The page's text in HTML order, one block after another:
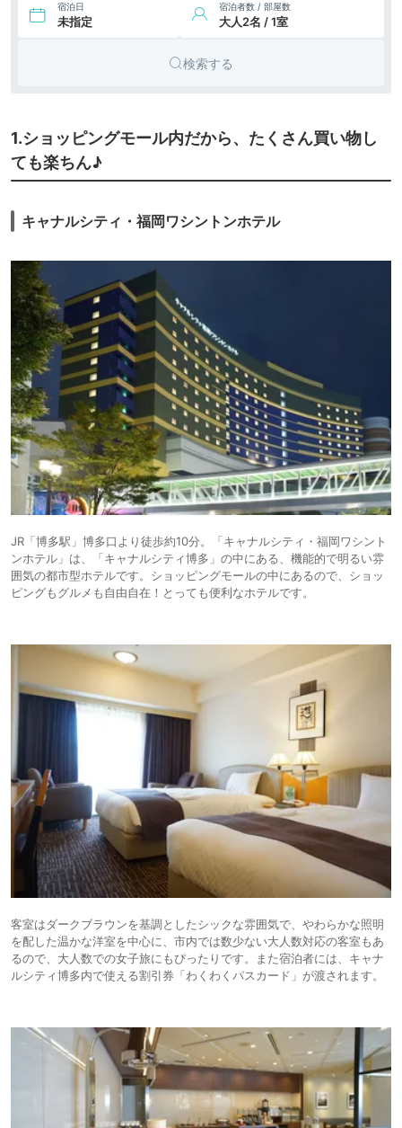
10.THE BLOSSOM
HAKATA
12,369円〜 14,000円〜
博多駅筑紫口Ⅰ
icotto 楽天トラベル
ホテル
宿泊日
未指定
宿泊者数 / 部屋数
大人2名 / 1室
検索する
1.ショッピングモール内だから、たくさん買い物し
ても楽ちん♪
キャナルシティ・福岡ワシントンホテル
JR「博多駅」博多口より徒歩約10分。「キャナルシティ・福岡ワシント
ンホテル」は、「キャナルシティ博多」の中にある、機能的で明るい雰
囲気の都市型ホテルです。ショッピングモールの中にあるので、ショッ
ピングもグルメも自由自在！とっても便利なホテルです。
客室はダークブラウンを基調としたシックな雰囲気で、やわらかな照明
を配した温かな洋室を中心に、市内では数少ない大人数対応の客室もあ
るので、大人数での女子旅にもぴったりです。また宿泊者には、キャナ
ルシティ博多内で使える割引券「わくわくパスカード」が渡されます。